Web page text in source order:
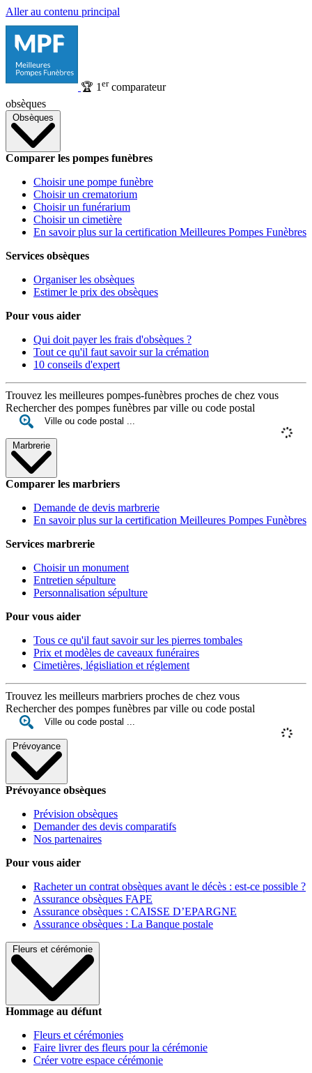
Aller au contenu principal
🏆 1 ercomparateur
obsèques
Obsèques
Comparer les pompes funèbres
Choisir une pompe funèbre
Choisir un crematorium
Choisir un funérarium
Choisir un cimetière
En savoir plus sur la certification Meilleures Pompes Funèbres
Services obsèques
Organiser les obsèques
Estimer le prix des obsèques
Pour vous aider
Qui doit payer les frais d'obsèques ?
Tout ce qu'il faut savoir sur la crémation
10 conseils d'expert
Trouvez les meilleures pompes-funèbres proches de chez vous
Rechercher des pompes funèbres par ville ou code postal
Marbrerie
Comparer les marbriers
Demande de devis marbrerie
En savoir plus sur la certification Meilleures Pompes Funèbres
Services marbrerie
Choisir un monument
Entretien sépulture
Personnalisation sépulture
Pour vous aider
Tous ce qu'il faut savoir sur les pierres tombales
Prix et modèles de caveaux funéraires
Cimetières, législiation et réglement
Trouvez les meilleurs marbriers proches de chez vous
Rechercher des pompes funèbres par ville ou code postal
Prévoyance
Prévoyance obsèques
Prévision obsèques
Demander des devis comparatifs
Nos partenaires
Pour vous aider
Racheter un contrat obsèques avant le décès : est-ce possible ?
Assurance obsèques FAPE
Assurance obsèques : CAISSE D’EPARGNE
Assurance obsèques : La Banque postale
Fleurs et cérémonie
Hommage au défunt
Fleurs et cérémonies
Faire livrer des fleurs pour la cérémonie
Créer votre espace cérémonie